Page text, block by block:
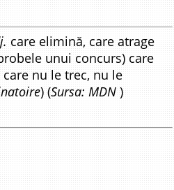
care elimină, care atrage
unui concurs) care
nu le trec, nu le
) (Sursa: MDN )